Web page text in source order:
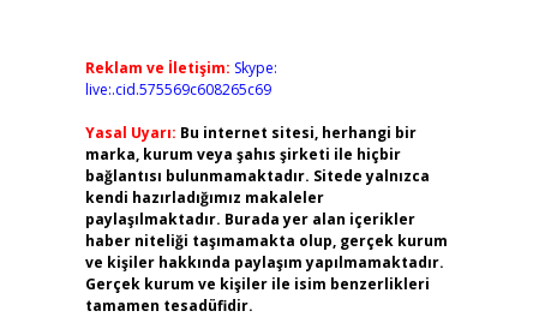
Reklam ve İletişim: Skype:
live:.cid.575569c608265c69
Yasal Uyarı: Bu internet sitesi, herhangi bir
marka, kurum veya şahıs şirketi ile hiçbir
bağlantısı bulunmamaktadır. Sitede yalnızca
kendi hazırladığımız makaleler
paylaşılmaktadır. Burada yer alan içerikler
haber niteliği taşımamakta olup, gerçek kurum
ve kişiler hakkında paylaşım yapılmamaktadır.
Gerçek kurum ve kişiler ile isim benzerlikleri
tamamen tesadüfidir.